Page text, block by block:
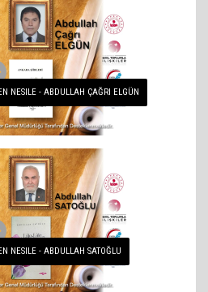
NESILE - ABDULLAH ÇAĞRI ELGÜN
NESILE - ABDULLAH SATOĞLU